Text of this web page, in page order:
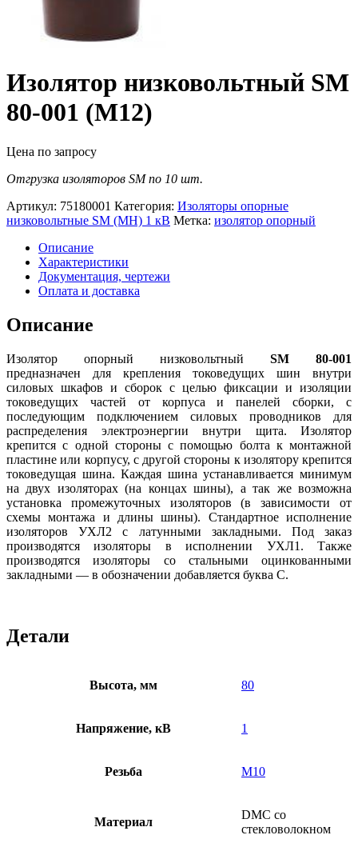
Изолятор низковольтный SM
80-001 (М12)
Цена по запросу
Отгрузка изоляторов SM по 10 шт.
Артикул: 75180001 Категория: Изоляторы опорные
низковольтные SM (МН) 1 кВ Метка: изолятор опорный
Описание
Характеристики
Документация, чертежи
Оплата и доставка
Описание
Изолятор опорный низковольтный SM 80-001
предназначен для крепления токоведущих шин внутри
силовых шкафов и сборок с целью фиксации и изоляции
токоведущих частей от корпуса и панелей сборки, с
последующим подключением силовых проводников для
распределения электроэнергии внутри щита. Изолятор
крепится с одной стороны с помощью болта к монтажной
пластине или корпусу, с другой стороны к изолятору крепится
токоведущая шина. Каждая шина устанавливается минимум
на двух изоляторах (на концах шины), а так же возможна
установка промежуточных изоляторов (в зависимости от
схемы монтажа и длины шины). Стандартное исполнение
изоляторов УХЛ2 с латунными закладными. Под заказ
производятся изоляторы в исполнении УХЛ1. Также
производятся изоляторы со стальными оцинкованными
закладными — в обозначении добавляется буква С.
Детали
Высота, мм 80
Напряжение, кВ 1
Резьба М10
Материал
DMC со
стекловолокном